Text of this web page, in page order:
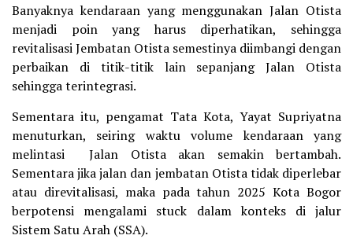
Banyaknya kendaraan yang menggunakan Jalan Otista
menjadi poin yang harus diperhatikan, sehingga
revitalisasi Jembatan Otista semestinya diimbangi dengan
perbaikan di titik-titik lain sepanjang Jalan Otista
sehingga terintegrasi.
Sementara itu, pengamat Tata Kota, Yayat Supriyatna
menuturkan, seiring waktu volume kendaraan yang
melintasi Jalan Otista akan semakin bertambah.
Sementara jika jalan dan jembatan Otista tidak diperlebar
atau direvitalisasi, maka pada tahun 2025 Kota Bogor
berpotensi mengalami stuck dalam konteks di jalur
Sistem Satu Arah (SSA).